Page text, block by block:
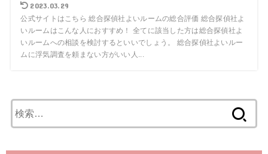
2023.03.29
公式サイトはこちら 総合探偵社よいルームの総合評価 総合探偵社よ
いルームはこんな人におすすめ！ 全てに該当した方は総合探偵社よ
いルームへの相談を検討するといいでしょう。 総合探偵社よいルー
ムに浮気調査を頼まない方がいい人...
索: